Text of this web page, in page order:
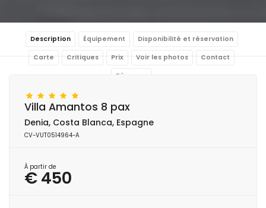
Description Équipement Disponibilité et réservation
Carte Critiques Prix Voir les photos Contact
Réserver
Villa Amantos 8 pax
Denia, Costa Blanca, Espagne
CV-VUT0514964-A
À partir de
€ 450